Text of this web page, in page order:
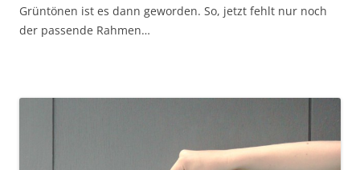
Grüntönen ist es dann geworden. So, jetzt fehlt nur noch
der passende Rahmen…